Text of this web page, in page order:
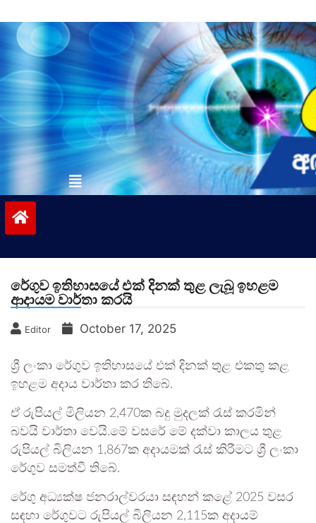
to
contentvinivida.lk
රේගුව ඉතිහාසයේ එක් දිනක් තුළ ලැබූ ඉහළම
ආදායම වාර්තා කරයි
Editor October 17, 2025
ශ්‍රී ලංකා රේගුව ඉතිහාසයේ එක් දිනක් තුළ එකතු කළ
ඉහළම අදාය වාර්තා කර තිබේ.
ඒ රුපියල් මිලියන 2,470ක බදු මුදලක් රැස් කරමින්
බවයි වාර්තා වෙයි.මේ වසරේ මේ දක්වා කාලය තුළ
රුපියල් බිලියන 1,867ක අදායමක් රැස් කිරීමට ශ්‍රී ලංකා
රේගුව සමත්වී තිබේ.
රේගු අධ්‍යක්ෂ ජනරාල්වරයා සඳහන් කළේ 2025 වසර
සඳහා රේගුවට රුපියල් බිලියන 2,115ක අදායම්